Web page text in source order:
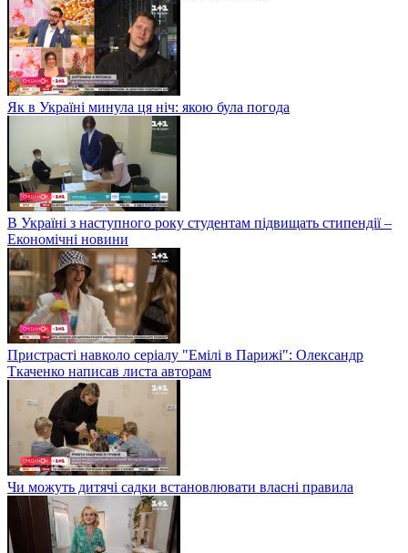
Як в Україні минула ця ніч: якою була погода
В Україні з наступного року студентам підвищать стипендії –
Економічні новини
Пристрасті навколо серіалу "Емілі в Парижі": Олександр
Ткаченко написав листа авторам
Чи можуть дитячі садки встановлювати власні правила